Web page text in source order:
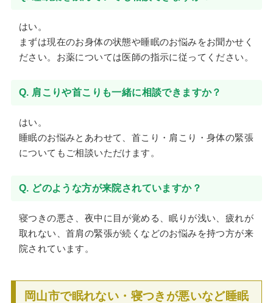
はい。
まずは現在のお身体の状態や睡眠のお悩みをお聞かせく
ださい。お薬については医師の指示に従ってください。
Q. 肩こりや首こりも一緒に相談できますか？
はい。
睡眠のお悩みとあわせて、首こり・肩こり・身体の緊張
についてもご相談いただけます。
Q. どのような方が来院されていますか？
寝つきの悪さ、夜中に目が覚める、眠りが浅い、疲れが
取れない、首肩の緊張が続くなどのお悩みを持つ方が来
院されています。
岡山市で眠れない・寝つきが悪いなど睡眠